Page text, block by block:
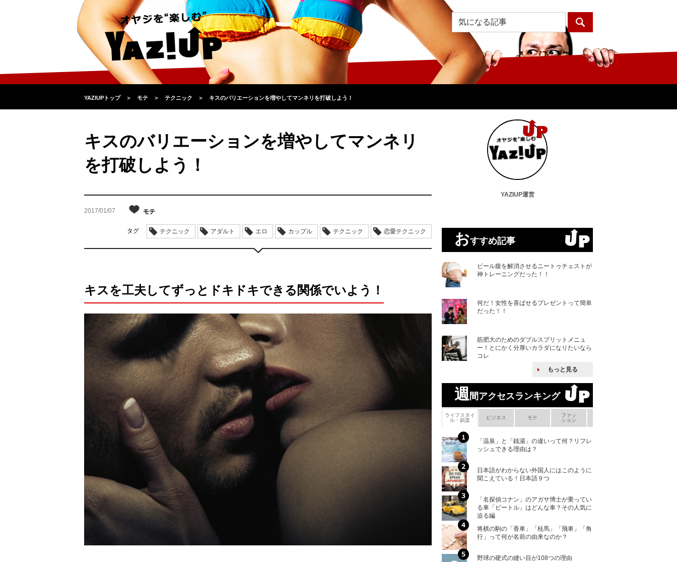
YAZIUPトップ ＞ モテ ＞ テクニック ＞ キスのバリエーションを増やしてマンネリを打破しよう！
キスのバリエーションを増やしてマンネリ
を打破しよう！
2017/01/07 モテ
タグ テクニック アダルト エロ カップル テクニック 恋愛テクニック
キスを工夫してずっとドキドキできる関係でいよう！
YAZIUP運営
おすすめ記事
ビール腹を解消させるニートゥチェストが
神トレーニングだった！！
何だ！女性を喜ばせるプレゼントって簡単
だった！！
筋肥大のためのダブルスプリットメニュ
ー！とにかく分厚いカラダになりたいなら
コレ
もっと見る
週間アクセスランキング
ライフスタイ
ル・娯楽
ビジネス モテ
ファッ
ション
「温泉」と「銭湯」の違いって何？リフレ
ッシュできる理由は？
日本語がわからない外国人にはこのように
聞こえている！日本語９つ
「名探偵コナン」のアガサ博士が乗ってい
る車「ビートル」はどんな車？その人気に
迫る編
将棋の駒の「香車」「桂馬」「飛車」「角
行」って何が名前の由来なのか？
野球の硬式の縫い目が108つの理由